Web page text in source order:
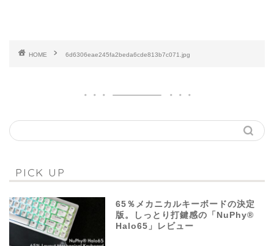
HOME 6d6306eae245fa2beda6cde813b7c071.jpg
PICK UP
65％メカニカルキーボードの決定
版。しっとり打鍵感の「NuPhy®
Halo65」レビュー